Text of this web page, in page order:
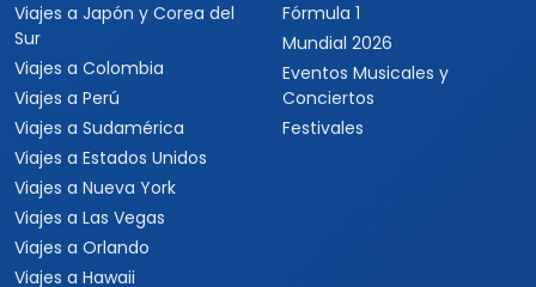
Viajes a Japón y Corea del
Sur
Viajes a Colombia
Viajes a Perú
Viajes a Sudamérica
Viajes a Estados Unidos
Viajes a Nueva York
Viajes a Las Vegas
Viajes a Orlando
Viajes a Hawaii
Fórmula 1
Mundial 2026
Eventos Musicales y
Conciertos
Festivales